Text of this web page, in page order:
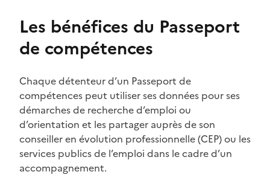
Les bénéfices du Passeport
de compétences
Chaque détenteur d’un Passeport de
compétences peut utiliser ses données pour ses
démarches de recherche d’emploi ou
d’orientation et les partager auprès de son
conseiller en évolution professionnelle (CEP) ou les
services publics de l’emploi dans le cadre d’un
accompagnement.